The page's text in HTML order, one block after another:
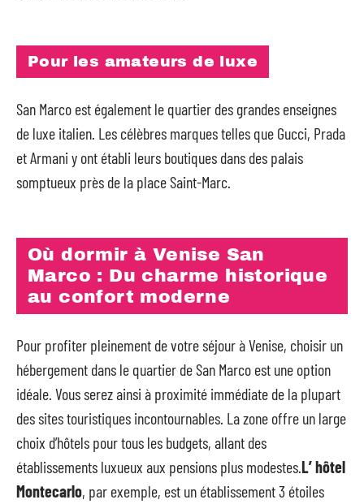
Pour les amateurs de luxe
San Marco est également le quartier des grandes enseignes
de luxe italien. Les célèbres marques telles que Gucci, Prada
et Armani y ont établi leurs boutiques dans des palais
somptueux près de la place Saint-Marc.
Où dormir à Venise San
Marco : Du charme historique
au confort moderne
Pour profiter pleinement de votre séjour à Venise, choisir un
hébergement dans le quartier de San Marco est une option
idéale. Vous serez ainsi à proximité immédiate de la plupart
des sites touristiques incontournables. La zone offre un large
choix d’hôtels pour tous les budgets, allant des
établissements luxueux aux pensions plus modestes.L’ hôtel
Montecarlo, par exemple, est un établissement 3 étoiles